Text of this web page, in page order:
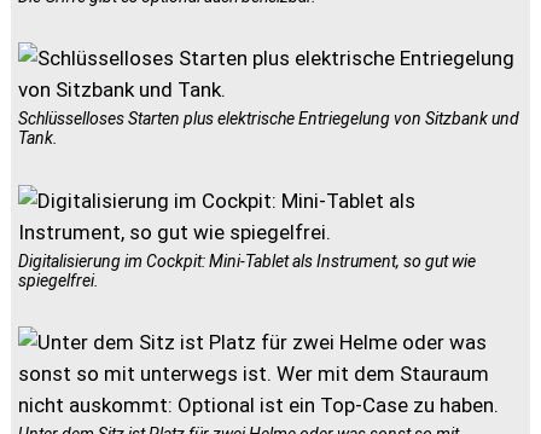
Schlüsselloses Starten plus elektrische Entriegelung von Sitzbank und
Tank.
Digitalisierung im Cockpit: Mini-Tablet als Instrument, so gut wie
spiegelfrei.